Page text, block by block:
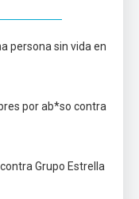
persona sin vida en
por ab*so contra
Grupo Estrella